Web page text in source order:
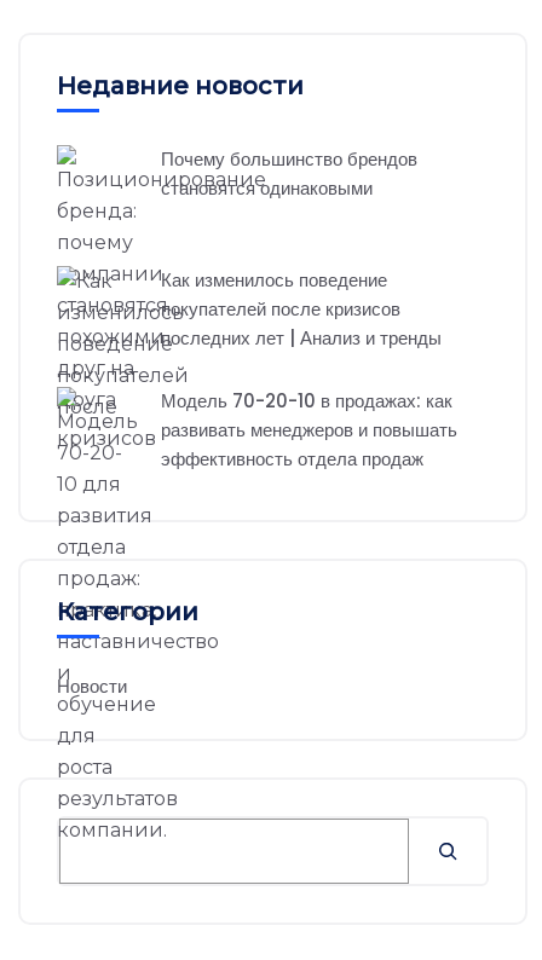
Недавние новости
Почему большинство брендов
становятся одинаковыми
Как изменилось поведение
покупателей после кризисов
последних лет | Анализ и тренды
Модель 70-20-10 в продажах: как
развивать менеджеров и повышать
эффективность отдела продаж
Категории
Новости